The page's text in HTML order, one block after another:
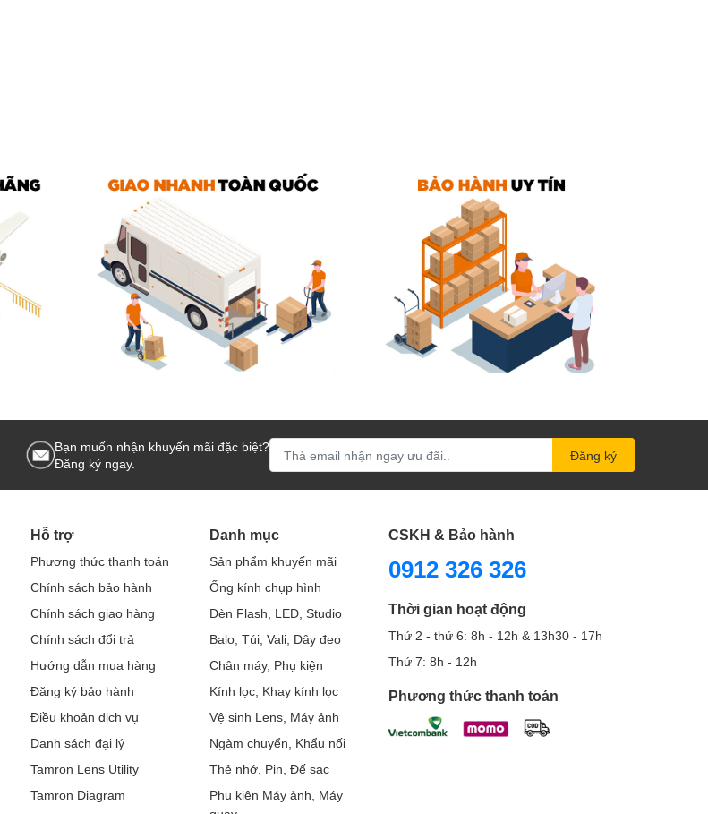
Bạn muốn nhận khuyến mãi đặc biệt?
Đăng ký ngay.
Đăng ký
Hỗ trợ
Phương thức thanh toán
Chính sách bảo hành
Chính sách giao hàng
Chính sách đổi trả
Hướng dẫn mua hàng
Đăng ký bảo hành
Điều khoản dịch vụ
Danh sách đại lý
Tamron Lens Utility
Tamron Diagram
Danh mục
Sản phẩm khuyến mãi
Ống kính chụp hình
Đèn Flash, LED, Studio
Balo, Túi, Vali, Dây đeo
Chân máy, Phụ kiện
Kính lọc, Khay kính lọc
Vệ sinh Lens, Máy ảnh
Ngàm chuyển, Khẩu nối
Thẻ nhớ, Pin, Đế sạc
Phụ kiện Máy ảnh, Máy
CSKH & Bảo hành
0912 326 326
Thời gian hoạt động
Thứ 2 - thứ 6: 8h - 12h & 13h30 - 17h
Thứ 7: 8h - 12h
Phương thức thanh toán